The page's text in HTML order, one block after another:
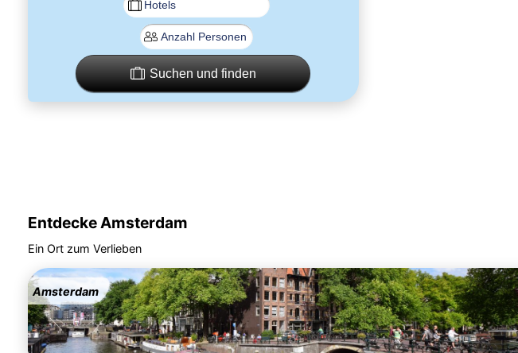
Suchen und finden
Entdecke Amsterdam
Ein Ort zum Verlieben
Amsterdam